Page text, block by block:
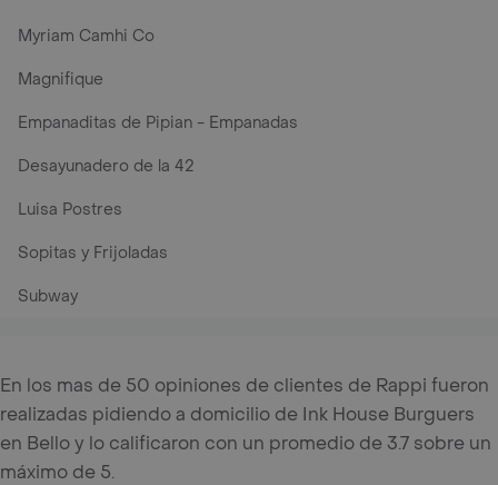
Myriam Camhi Co
Magnifique
Empanaditas de Pipian - Empanadas
Desayunadero de la 42
Luisa Postres
Sopitas y Frijoladas
Subway
En los mas de 50 opiniones de clientes de Rappi fueron
realizadas pidiendo a domicilio de Ink House Burguers
en Bello y lo calificaron con un promedio de 3.7 sobre un
máximo de 5.